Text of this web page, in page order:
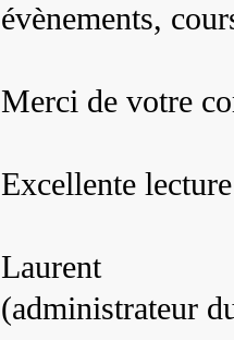
évènements,
Merci de votre
Excellente
Laurent
(administrateur